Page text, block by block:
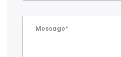
Message*